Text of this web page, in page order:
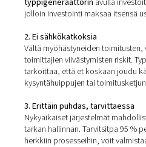
Typen
työmaalla
Olipa kyseessä
toiminta, paikan päällä
kaikkialla: